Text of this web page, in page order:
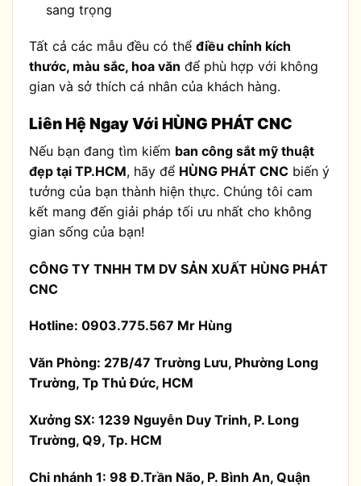
sang trọng
Tất cả các mẫu đều có thể điều chỉnh kích
thước, màu sắc, hoa văn để phù hợp với không
gian và sở thích cá nhân của khách hàng.
Liên Hệ Ngay Với HÙNG PHÁT CNC
Nếu bạn đang tìm kiếm ban công sắt mỹ thuật
đẹp tại TP.HCM, hãy để HÙNG PHÁT CNC biến ý
tưởng của bạn thành hiện thực. Chúng tôi cam
kết mang đến giải pháp tối ưu nhất cho không
gian sống của bạn!
CÔNG TY TNHH TM DV SẢN XUẤT HÙNG PHÁT
CNC
Hotline: 0903.775.567 Mr Hùng
Văn Phòng: 27B/47 Trường Lưu, Phường Long
Trường, Tp Thủ Đức, HCM
Xưởng SX: 1239 Nguyễn Duy Trinh, P. Long
Trường, Q9, Tp. HCM
Chi nhánh 1: 98 Đ.Trần Não, P. Bình An, Quận